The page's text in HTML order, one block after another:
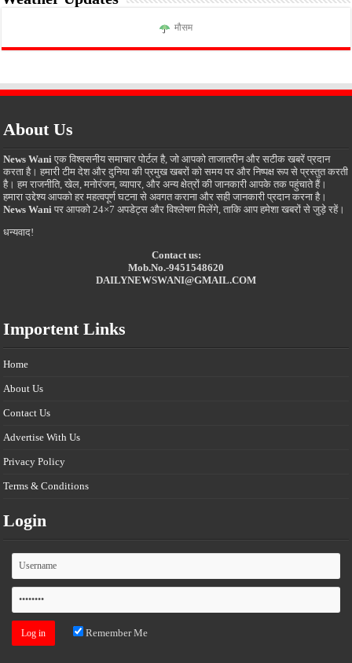
मौसम
About Us
News Wani एक विश्वसनीय समाचार पोर्टल है, जो आपको ताजातरीन और सटीक खबरें प्रदान
करता है। हमारी टीम देश और दुनिया की प्रमुख खबरों को समय पर और निष्पक्ष रूप से प्रस्तुत करती
है। हम राजनीति, खेल, मनोरंजन, व्यापार, और अन्य क्षेत्रों की जानकारी आपके तक पहुंचाते हैं।
हमारा उद्देश्य आपको हर महत्वपूर्ण घटना से अवगत कराना और सही जानकारी प्रदान करना है।
News Wani पर आपको 24×7 अपडेट्स और विश्लेषण मिलेंगे, ताकि आप हमेशा खबरों से जुड़े रहें।
धन्यवाद!
Contact us:
Mob.No.-9451548620
DAILYNEWSWANI@GMAIL.COM
Importent Links
Home
About Us
Contact Us
Advertise With Us
Privacy Policy
Terms & Conditions
Login
Remember Me